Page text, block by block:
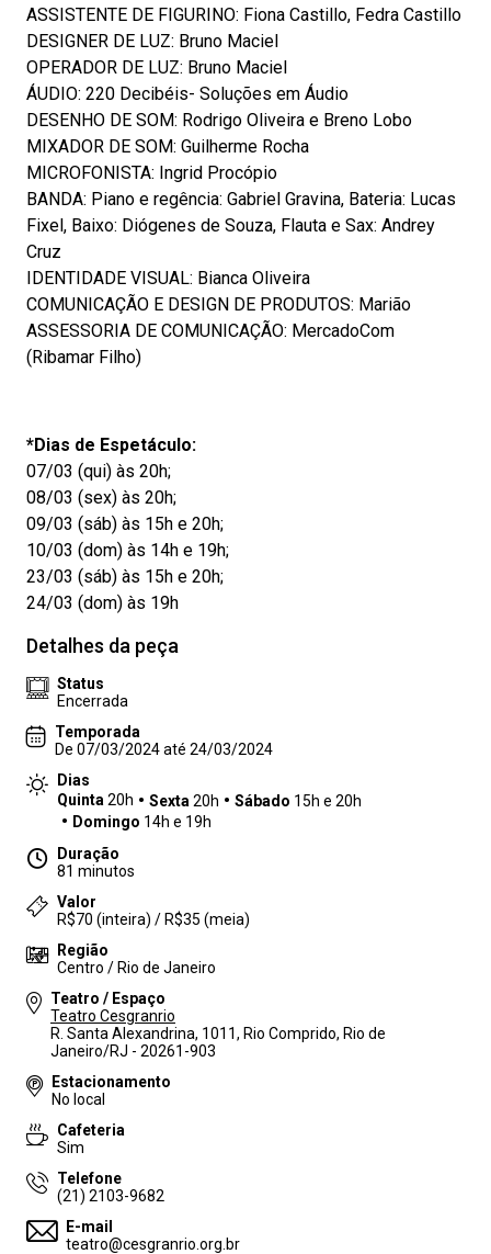
ASSISTENTE DE FIGURINO: Fiona Castillo, Fedra Castillo
DESIGNER DE LUZ: Bruno Maciel
OPERADOR DE LUZ: Bruno Maciel
ÁUDIO: 220 Decibéis- Soluções em Áudio
DESENHO DE SOM: Rodrigo Oliveira e Breno Lobo
MIXADOR DE SOM: Guilherme Rocha
MICROFONISTA: Ingrid Procópio
BANDA: Piano e regência: Gabriel Gravina, Bateria: Lucas
Fixel, Baixo: Diógenes de Souza, Flauta e Sax: Andrey
Cruz
IDENTIDADE VISUAL: Bianca Oliveira
COMUNICAÇÃO E DESIGN DE PRODUTOS: Marião
ASSESSORIA DE COMUNICAÇÃO: MercadoCom
(Ribamar Filho)
*Dias de Espetáculo:
07/03 (qui) às 20h;
08/03 (sex) às 20h;
09/03 (sáb) às 15h e 20h;
10/03 (dom) às 14h e 19h;
23/03 (sáb) às 15h e 20h;
24/03 (dom) às 19h
Detalhes da peça
Status
Encerrada
Temporada
De 07/03/2024 até 24/03/2024
Dias
Quinta 20h Sexta 20h Sábado 15h e 20h
Domingo 14h e 19h
Duração
81 minutos
Valor
R$70 (inteira) / R$35 (meia)
Região
Centro / Rio de Janeiro
Teatro / Espaço
Teatro Cesgranrio
R. Santa Alexandrina, 1011, Rio Comprido, Rio de
Janeiro/RJ - 20261-903
Estacionamento
No local
Cafeteria
Sim
Telefone
(21) 2103-9682
E-mail
teatro@cesgranrio.org.br